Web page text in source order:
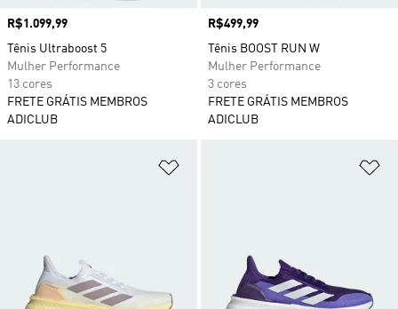
Preço
R$1.099,99
Tênis Ultraboost 5
Mulher Performance
13 cores
FRETE GRÁTIS MEMBROS
ADICLUB
Preço
R$499,99
Tênis BOOST RUN W
Mulher Performance
3 cores
FRETE GRÁTIS MEMBROS
ADICLUB